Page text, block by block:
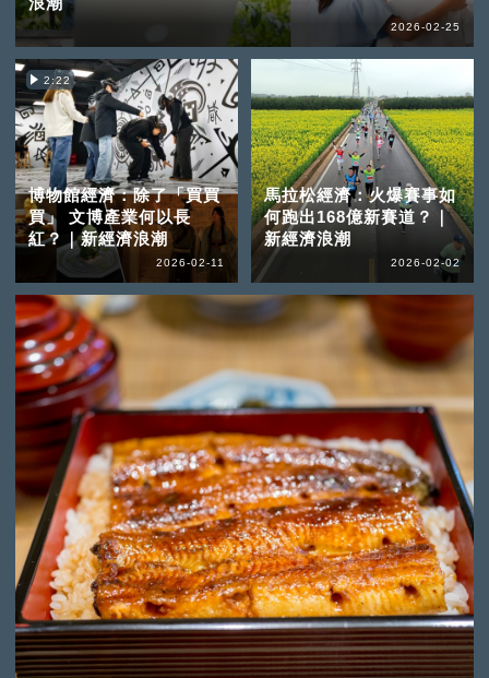
2026-02-25
2:22
博物館經濟：除了「買買
買」 文博產業何以長
紅？｜新經濟浪潮
2026-02-11
馬拉松經濟：火爆賽事如
何跑出168億新賽道？｜
新經濟浪潮
2026-02-02